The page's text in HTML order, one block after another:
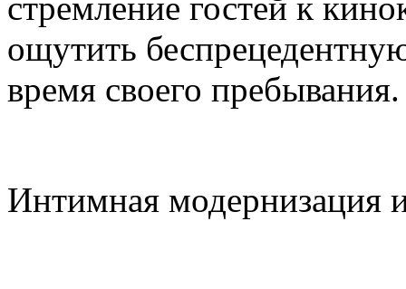
ощутить
время своего пребывания.
Интимная модернизация